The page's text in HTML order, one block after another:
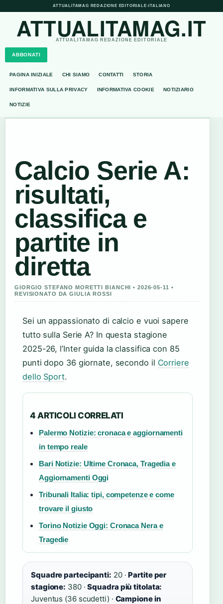
ATTUALITAMAG REDAZIONE EDITORIALE• ITALIANO
ATTUALITAMAG.IT
ATTUALITAMAG REDAZIONE EDITORIALE
ABBONATI
PAGINA INIZIALE CHI SIAMO CONTATTI STORIA
INFORMATIVA SULLA PRIVACY INFORMATIVA COOKIE NOTIZIARIO
NOTIZIE
Calcio Serie A:
risultati,
classifica e
partite in
diretta
GIORGIO STEFANO MORETTI BIANCHI • 2026-05-11 •
REVISIONATO DA GIULIA ROSSI
Sei un appassionato di calcio e vuoi sapere
tutto sulla Serie A? In questa stagione
2025-26, l’Inter guida la classifica con 85
punti dopo 36 giornate, secondo il Corriere
dello Sport.
4 ARTICOLI CORRELATI
Palermo Notizie: cronaca e aggiornamenti
in tempo reale
Bari Notizie: Ultime Cronaca, Tragedia e
Aggiornamenti Oggi
Tribunali Italia: tipi, competenze e come
trovare il giusto
Torino Notizie Oggi: Cronaca Nera e
Tragedie
Squadre partecipanti: 20 ·Partite per
stagione: 380 ·Squadra più titolata:
Juventus (36 scudetti) · Campione in